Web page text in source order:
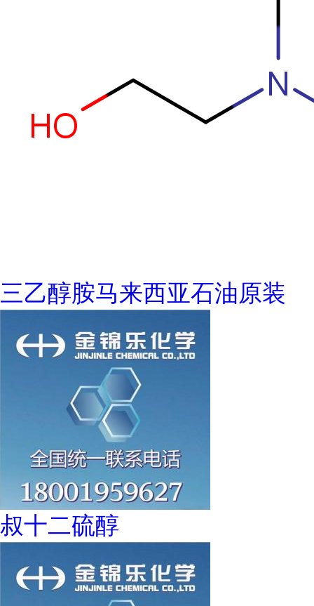
三乙醇胺马来西亚石油原装
叔十二硫醇